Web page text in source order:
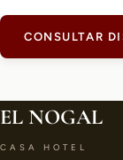
CONSULTAR
EL NOGAL
CASA HOTEL